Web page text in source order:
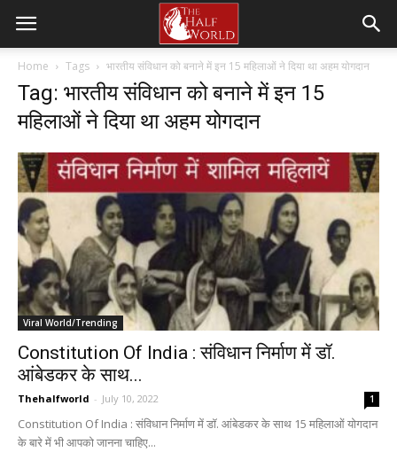
Home Tags भारतीय संविधान को बनाने में इन 15 महिलाओं ने दिया था अहम योगदान
Tag: भारतीय संविधान को बनाने में इन 15
महिलाओं ने दिया था अहम योगदान
Viral World/Trending
Constitution Of India : संविधान निर्माण में डॉ.
आंबेडकर के साथ...
Thehalfworld - July 10, 2022 1
Constitution Of India : संविधान निर्माण में डॉ. आंबेडकर के साथ 15 महिलाओं योगदान
के बारे में भी आपको जानना चाहिए...